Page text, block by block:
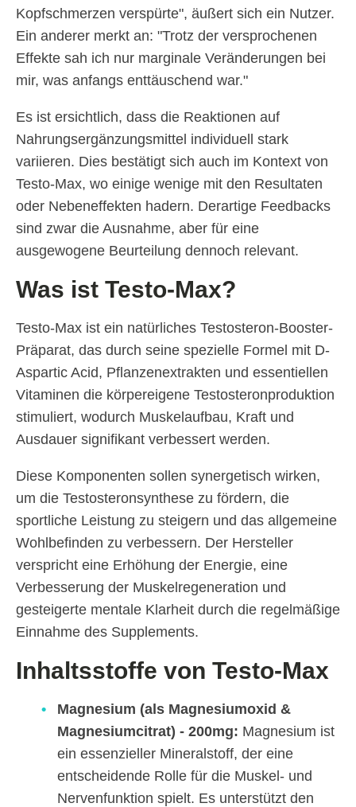
Kopfschmerzen verspürte", äußert sich ein Nutzer.
Ein anderer merkt an: "Trotz der versprochenen
Effekte sah ich nur marginale Veränderungen bei
mir, was anfangs enttäuschend war."
Es ist ersichtlich, dass die Reaktionen auf
Nahrungsergänzungsmittel individuell stark
variieren. Dies bestätigt sich auch im Kontext von
Testo-Max, wo einige wenige mit den Resultaten
oder Nebeneffekten hadern. Derartige Feedbacks
sind zwar die Ausnahme, aber für eine
ausgewogene Beurteilung dennoch relevant.
Was ist Testo-Max?
Testo-Max ist ein natürliches Testosteron-Booster-
Präparat, das durch seine spezielle Formel mit D-
Aspartic Acid, Pflanzenextrakten und essentiellen
Vitaminen die körpereigene Testosteronproduktion
stimuliert, wodurch Muskelaufbau, Kraft und
Ausdauer signifikant verbessert werden.
Diese Komponenten sollen synergetisch wirken,
um die Testosteronsynthese zu fördern, die
sportliche Leistung zu steigern und das allgemeine
Wohlbefinden zu verbessern. Der Hersteller
verspricht eine Erhöhung der Energie, eine
Verbesserung der Muskelregeneration und
gesteigerte mentale Klarheit durch die regelmäßige
Einnahme des Supplements.
Inhaltsstoffe von Testo-Max
Magnesium (als Magnesiumoxid &
Magnesiumcitrat) - 200mg: Magnesium ist
ein essenzieller Mineralstoff, der eine
entscheidende Rolle für die Muskel- und
Nervenfunktion spielt. Es unterstützt den